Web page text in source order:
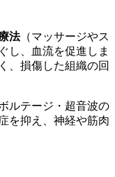
法（マッサージやス
し、血流を促進しま
、損傷した組織の回
ルテージ・超音波の
を抑え、神経や筋肉